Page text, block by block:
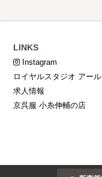
LINKS
Instagram
ロイヤルスタジオ アール
求人情報
京呉服 小糸伸輔の店